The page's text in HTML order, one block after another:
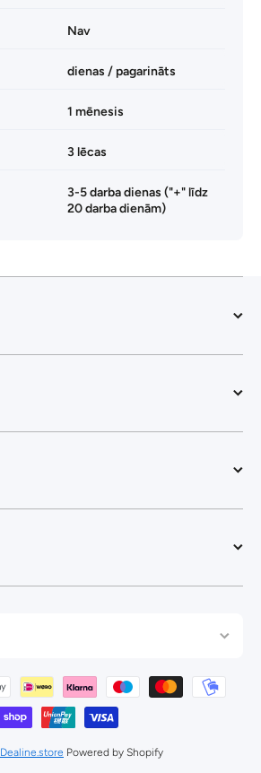
Nav
dienas / pagarināts
1 mēnesis
3 lēcas
3-5 darba dienas ("+" līdz
20 darba dienām)
Payment methods
Dealine.store Powered by Shopify